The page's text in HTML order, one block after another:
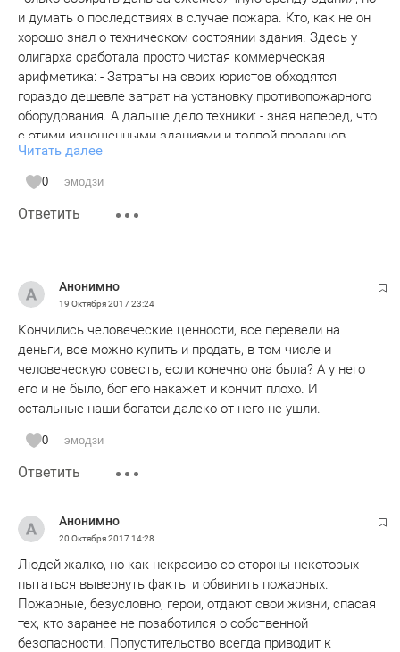
и думать о последствиях в случае пожара. Кто, как не он
хорошо знал о техническом состоянии здания. Здесь у
олигарха сработала просто чистая коммерческая
арифметика: - Затраты на своих юристов обходятся
гораздо дешевле затрат на установку противопожарного
оборудования. А дальше дело техники: - зная наперед, что
с этими изношенными зданиями и толпой продавцов-
большей частью с ближнего зарубежья может произойти
что угодно, юридически грамотно перевел все риски на
арендаторов ТЦ.
Читать далее
0 эмодзи
Ответить
Анонимно
19 Октября 201723:24
Кончились человеческие ценности, все перевели на
деньги, все можно купить и продать, в том числе и
человеческую совесть, если конечно она была? А у него
его и не было, бог его накажет и кончит плохо. И
остальные наши богатеи далеко от него не ушли.
0 эмодзи
Ответить
Анонимно
20 Октября 201714:28
Людей жалко, но как некрасиво со стороны некоторых
пытаться вывернуть факты и обвинить пожарных.
Пожарные, безусловно, герои, отдают свои жизни, спасая
тех, кто заранее не позаботился о собственной
безопасности. Попустительство всегда приводит к